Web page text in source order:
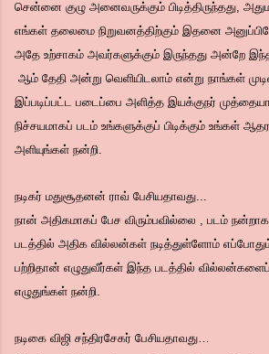
சென்னை குழு அனைவருக்கும் பிடித்திருந்தது,
எங்கள் தலைமை நிறுவனத்திற்கும் இதனை
அதே உற்சாகம் அவர்களுக்கும் இருந்தது அன்றே
ஆம் தேதி அன்று வெளியிடலாம் என்று நாங்கள்
இப்படிப்பட்ட படைப்பை அளித்த இயக்குநர்
நிச்சயமாகப் படம் உங்களுக்குப் பிடிக்கும் உங்கள்
அளியுங்கள் நன்றி.
நடிகர் மதுசூதனன் ராவ் பேசியதாவது...
நான் அதிகமாகப் பேச விரும்பவில்லை , படம்
படத்தில் அதிக வில்லன்கள் நடித்துள்ளோம்
பற்றிதான் எழுதுவீர்கள் இந்த படத்தில்
எழுதுங்கள் நன்றி.
நடிகை விஜி சந்திரசேகர் பேசியதாவது…